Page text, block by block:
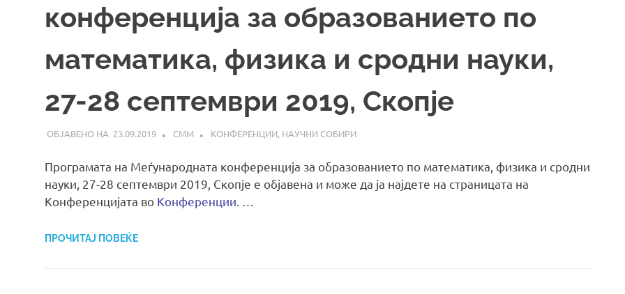
конференција за образованието по
математика, физика и сродни науки,
27-28 септември 2019, Скопје
23.09.2019 СММ КОНФЕРЕНЦИИ, НАУЧНИ СОБИРИ
Програмата на Меѓународната конференција за образованието по математика, физика и сродни
науки, 27-28 септември 2019, Скопје е објавена и може да ја најдете на страницата на
Конференцијата во Конференции. …
ПРОЧИТАЈ ПОВЕЌЕ